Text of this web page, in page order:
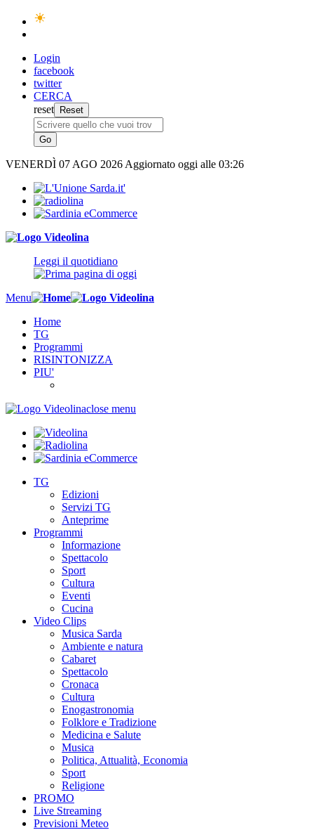
Login
facebook
twitter
CERCA
reset
VENERDÌ 07 AGO 2026 Aggiornato oggi alle 03:26
Leggi il quotidiano
Menu
Home
TG
Programmi
RISINTONIZZA
PIU'
close menu
TG
Edizioni
Servizi TG
Anteprime
Programmi
Informazione
Spettacolo
Sport
Cultura
Eventi
Cucina
Video Clips
Musica Sarda
Ambiente e natura
Cabaret
Spettacolo
Cronaca
Cultura
Enogastronomia
Folklore e Tradizione
Medicina e Salute
Musica
Politica, Attualità, Economia
Sport
Religione
PROMO
Live Streaming
Previsioni Meteo